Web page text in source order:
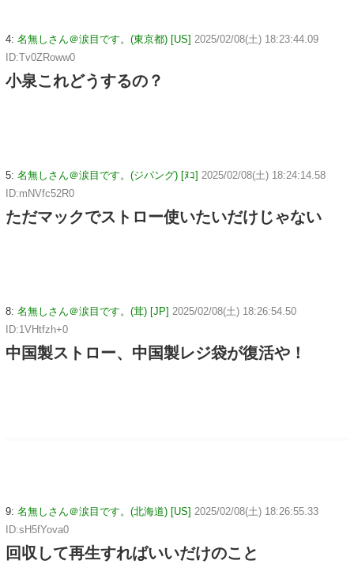
4: 名無しさん＠涙目です。(東京都) [US] 2025/02/08(土) 18:23:44.09
ID:Tv0ZRoww0
小泉これどうするの？
5: 名無しさん＠涙目です。(ジパング) [ﾇｺ] 2025/02/08(土) 18:24:14.58
ID:mNVfc52R0
ただマックでストロー使いたいだけじゃない
8: 名無しさん＠涙目です。(茸) [JP] 2025/02/08(土) 18:26:54.50
ID:1VHtfzh+0
中国製ストロー、中国製レジ袋が復活や！
9: 名無しさん＠涙目です。(北海道) [US] 2025/02/08(土) 18:26:55.33
ID:sH5fYova0
回収して再生すればいいだけのこと